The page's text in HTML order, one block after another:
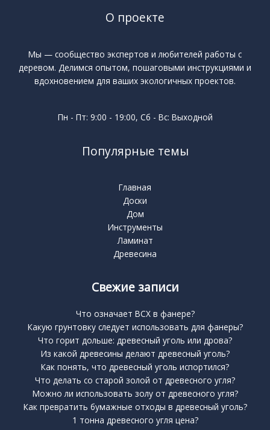
О проекте
Мы — сообщество экспертов и любителей работы с
деревом. Делимся опытом, пошаговыми инструкциями и
вдохновением для ваших экологичных проектов.
Пн - Пт: 9:00 - 19:00, Сб - Вс: Выходной
Популярные темы
Главная
Доски
Дом
Инструменты
Ламинат
Древесина
Свежие записи
Что означает BCX в фанере?
Какую грунтовку следует использовать для фанеры?
Что горит дольше: древесный уголь или дрова?
Из какой древесины делают древесный уголь?
Как понять, что древесный уголь испортился?
Что делать со старой золой от древесного угля?
Можно ли использовать золу от древесного угля?
Как превратить бумажные отходы в древесный уголь?
1 тонна древесного угля цена?